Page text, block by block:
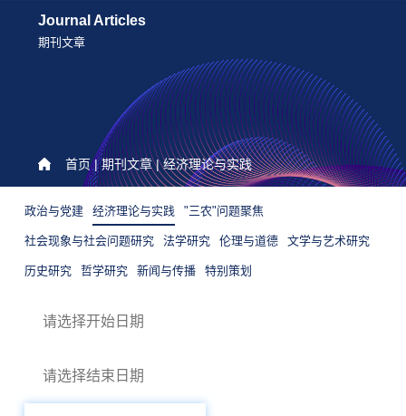
Journal Articles
期刊文章
首页|期刊文章| 经济理论与实践
政治与党建 经济理论与实践 "三农"问题聚焦
社会现象与社会问题研究 法学研究 伦理与道德 文学与艺术研究
历史研究 哲学研究 新闻与传播 特别策划